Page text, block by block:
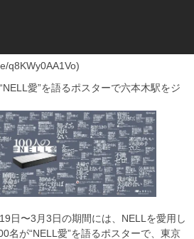
q8KWy0AA1Vo)
愛”を語るポスターで六本木駅をジ
日〜3月3日の期間には、NELLを愛用し
名が“NELL愛”を語るポスターで、東京